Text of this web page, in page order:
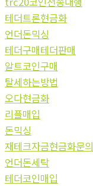
테더트론현금화
언더돈믹싱
테더구매테더판매
알트코인구매
탈세하는방법
오다현금화
리플매입
돈믹싱
재테크자금현금화문의
언더돈세탁
테더코인매입